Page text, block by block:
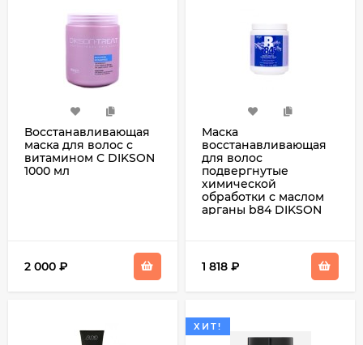
Восстанавливающая
маска для волос с
витамином С DIKSON
1000 мл
2 000 ₽
Маска
восстанавливающая
для волос
подвергнутые
химической
обработки с маслом
арганы b84 DIKSON
1 818 ₽
ХИТ!